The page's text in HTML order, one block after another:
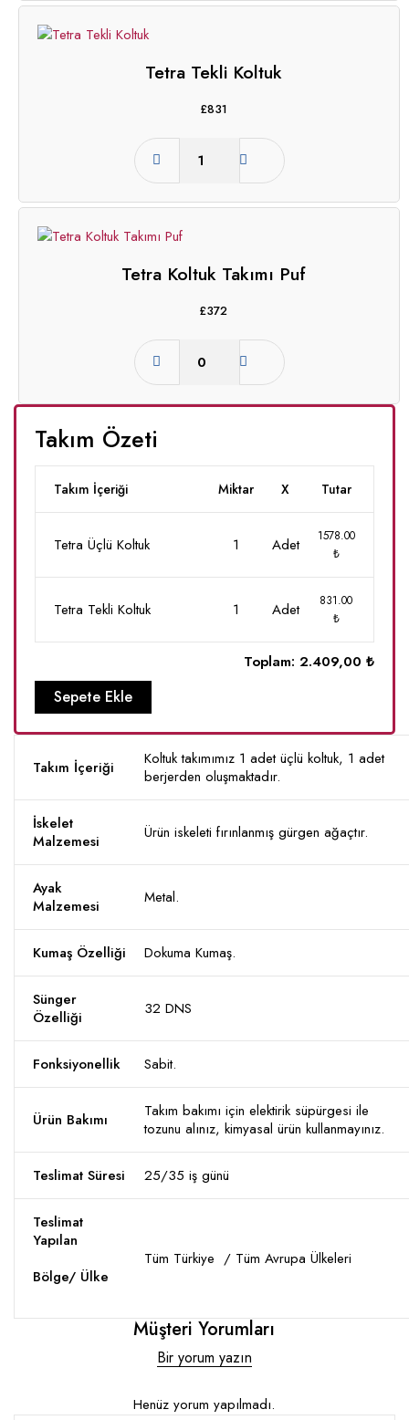
Tetra Tekli Koltuk
£831
Tetra Koltuk Takımı Puf
£372
Takım Özeti
Takım İçeriği Miktar X Tutar
Tetra Üçlü Koltuk 1 Adet
1578.00
₺
Tetra Tekli Koltuk 1 Adet
831.00
₺
Toplam: 2.409,00 ₺
Sepete Ekle
Takım İçeriği
Koltuk takımımız 1 adet üçlü koltuk, 1 adet
berjerden oluşmaktadır.
İskelet
Malzemesi
Ürün iskeleti fırınlanmış gürgen ağaçtır.
Ayak
Malzemesi
Metal.
Kumaş Özelliği Dokuma Kumaş.
Sünger
Özelliği
32 DNS
Fonksiyonellik Sabit.
Ürün Bakımı
Takım bakımı için elektirik süpürgesi ile
tozunu alınız, kimyasal ürün kullanmayınız.
Teslimat Süresi 25/35 iş günü
Teslimat
Yapılan
Bölge/ Ülke
Tüm Türkiye / Tüm Avrupa Ülkeleri
Müşteri Yorumları
Bir yorum yazın
Henüz yorum yapılmadı.